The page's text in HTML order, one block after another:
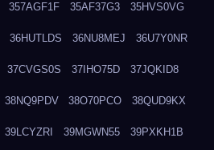
357AGF1F 35AF37G3 35HVS0VG
36HUTLDS 36NU8MEJ 36U7Y0NR
37CVGS0S 37IHO75D 37JQKID8
38NQ9PDV 38O70PCO 38QUD9KX
39LCYZRI 39MGWN55 39PXKH1B